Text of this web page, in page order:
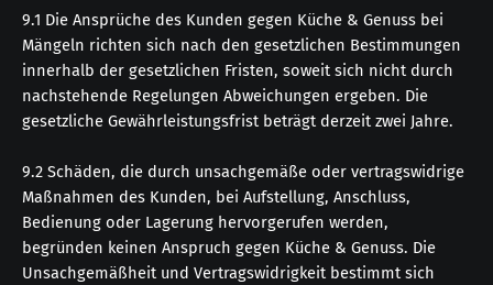
9.1 Die Ansprüche des Kunden gegen Küche & Genuss bei
Mängeln richten sich nach den gesetzlichen Bestimmungen
innerhalb der gesetzlichen Fristen, soweit sich nicht durch
nachstehende Regelungen Abweichungen ergeben. Die
gesetzliche Gewährleistungsfrist beträgt derzeit zwei Jahre.
9.2 Schäden, die durch unsachgemäße oder vertragswidrige
Maßnahmen des Kunden, bei Aufstellung, Anschluss,
Bedienung oder Lagerung hervorgerufen werden,
begründen keinen Anspruch gegen Küche & Genuss. Die
Unsachgemäßheit und Vertragswidrigkeit bestimmt sich